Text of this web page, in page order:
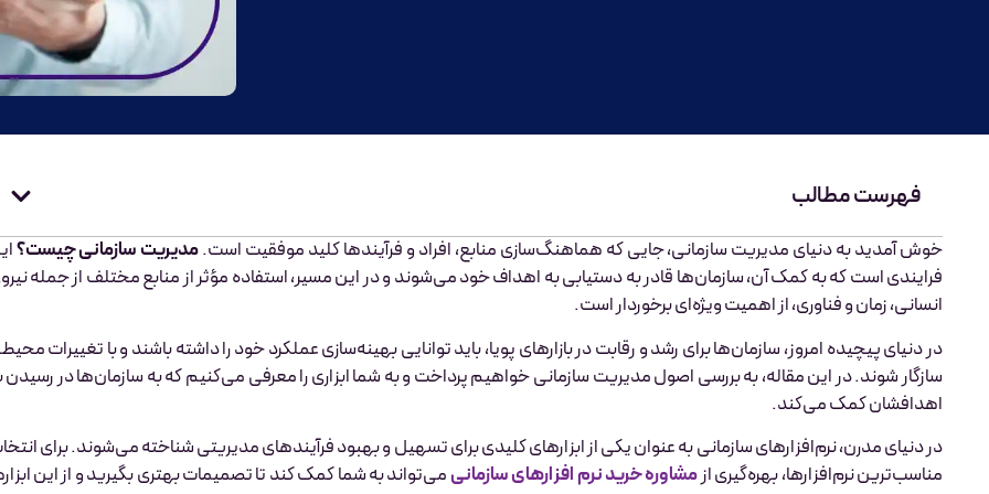
فهرست مطالب
خوش آمدید به دنیای مدیریت سازمانی، جایی که هماهنگ‌سازی منابع، افراد و فرآیندها کلید موفقیت است.مدیریت سازمانی چیست؟
فرایندی است که به کمک آن، سازمان‌ها قادر به دستیابی به اهداف خود می‌شوند و در این مسیر، استفاده مؤثر از منابع مختلف از جمله
انسانی، زمان و فناوری، از اهمیت ویژه‌ای برخوردار است.
در دنیای پیچیده امروز، سازمان‌ها برای رشد و رقابت در بازارهای پویا، باید توانایی بهینه‌سازی عملکرد خود را داشته باشند و با تغییرات
سازگار شوند. در این مقاله، به بررسی اصول مدیریت سازمانی خواهیم پرداخت و به شما ابزاری را معرفی می‌کنیم که به سازمان‌ها در رسیدن
اهدافشان کمک می‌کند.
در دنیای مدرن، نرم‌افزارهای سازمانی به عنوان یکی از ابزارهای کلیدی برای تسهیل و بهبود فرآیندهای مدیریتی شناخته می‌شوند. برای
مناسب‌ترین نرم‌افزارها، بهره‌گیری ازمشاوره خرید نرم افزارهای سازمانیمی‌تواند به شما کمک کند تا تصمیمات بهتری بگیرید و از این